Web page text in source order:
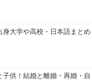
身大学や高校・日本語まとめ
供！結婚と離婚・再婚・自